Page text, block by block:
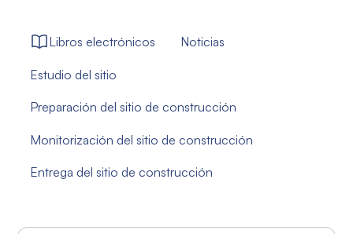
Libros electrónicos Noticias
Estudio del sitio
Preparación del sitio de construcción
Monitorización del sitio de construcción
Entrega del sitio de construcción